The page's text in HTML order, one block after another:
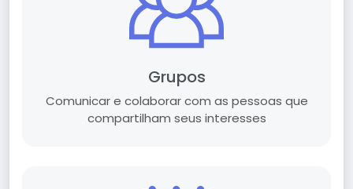
Grupos
Comunicar e colaborar com as pessoas que
compartilham seus interesses